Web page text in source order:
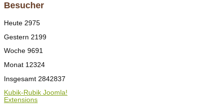
Besucher
Heute 2975
Gestern 2199
Woche 9691
Monat 12324
Insgesamt 2842837
Kubik-Rubik Joomla!
Extensions